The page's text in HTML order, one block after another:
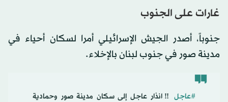
غارات على الجنوب
جنوباً، أصدر الجيش الإسرائيلي أمرا لسكان أحياء في
مدينة صور في جنوب لبنان بالإخلاء.
#عاجل ‼️انذار عاجل إلى سكان مدينة صور وحمادية